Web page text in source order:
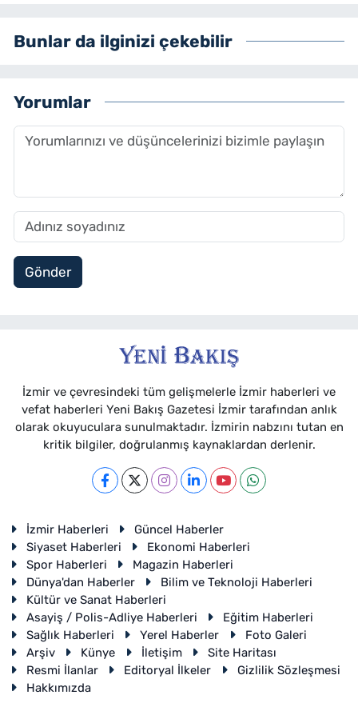
Bunlar da ilginizi çekebilir
Yorumlar
Gönder
İzmir ve çevresindeki tüm gelişmelerle İzmir haberleri ve
vefat haberleri Yeni Bakış Gazetesi İzmir tarafından anlık
olarak okuyuculara sunulmaktadır. İzmirin nabzını tutan en
kritik bilgiler, doğrulanmış kaynaklardan derlenir.
İzmir Haberleri
Güncel Haberler
Siyaset Haberleri
Ekonomi Haberleri
Spor Haberleri
Magazin Haberleri
Dünya'dan Haberler
Bilim ve Teknoloji Haberleri
Kültür ve Sanat Haberleri
Asayiş / Polis-Adliye Haberleri
Eğitim Haberleri
Sağlık Haberleri
Yerel Haberler
Foto Galeri
Arşiv
Künye İletişim
Site Haritası
Resmi İlanlar
Editoryal İlkeler
Gizlilik Sözleşmesi
Hakkımızda